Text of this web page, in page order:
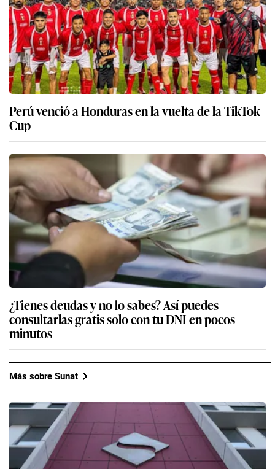
Perú venció a Honduras en la vuelta de la TikTok
Cup
¿Tienes deudas y no lo sabes? Así puedes
consultarlas gratis solo con tu DNI en pocos
minutos
Más sobre Sunat